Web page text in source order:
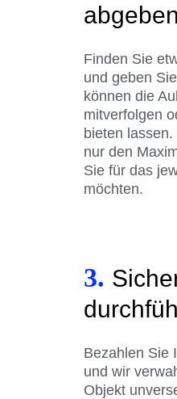
abgeben
Finden Sie
und geben
können die
mitverfolgen
bieten
nur den
Sie für das
möchten.
3.
Bezahlen Sie
und wir
Objekt